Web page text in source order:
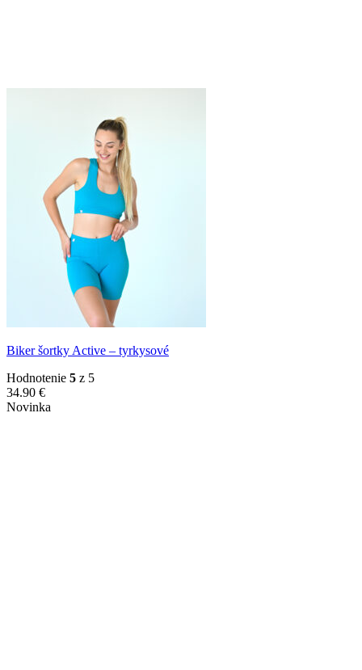
Biker šortky Active – tyrkysové
Hodnotenie 5 z 5
34.90 €
Novinka